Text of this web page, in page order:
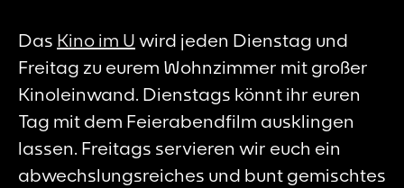
Das Kino im U wird jeden Dienstag und
Freitag zu eurem Wohnzimmer mit großer
Kinoleinwand. Dienstags könnt ihr euren
Tag mit dem Feierabendfilm ausklingen
lassen. Freitags servieren wir euch ein
abwechslungsreiches und bunt gemischtes